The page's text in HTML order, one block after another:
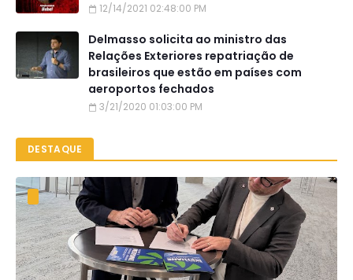
12/14/2021 02:48:00 PM
Delmasso solicita ao ministro das
Relações Exteriores repatriação de
brasileiros que estão em países com
aeroportos fechados
3/21/2020 01:03:00 PM
DESTAQUE